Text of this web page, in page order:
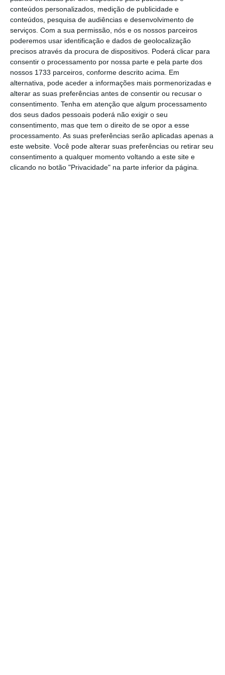
conteúdos personalizados, medição de publicidade e
conteúdos, pesquisa de audiências e desenvolvimento de
serviços. Com a sua permissão, nós e os nossos parceiros
poderemos usar identificação e dados de geolocalização
precisos através da procura de dispositivos. Poderá clicar para
consentir o processamento por nossa parte e pela parte dos
nossos 1733 parceiros, conforme descrito acima. Em
alternativa, pode aceder a informações mais pormenorizadas e
alterar as suas preferências antes de consentir ou recusar o
consentimento. Tenha em atenção que algum processamento
dos seus dados pessoais poderá não exigir o seu
consentimento, mas que tem o direito de se opor a esse
processamento. As suas preferências serão aplicadas apenas a
este website. Você pode alterar suas preferências ou retirar seu
consentimento a qualquer momento voltando a este site e
clicando no botão "Privacidade" na parte inferior da página.
no anterior regime, designadamente quanto à
exigência de apresentação de um relatório que
comprove o diagnóstico de «perturbação de
identidade de género».
Por outro lado, o atual regime introduzido pela Lei
n.º 38/2018 veio conferir legitimidade para
requerer o procedimento de mudança de menção
de sexo no registo civil e da consequente
alteração de nome próprio às pessoas de
nacionalidade portuguesa, maiores de idade e que
não se mostrem interditas ou inabilitadas por